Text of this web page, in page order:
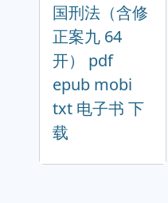
国刑法（含修
正案九 64
开） pdf
epub mobi
txt 电子书 下
载